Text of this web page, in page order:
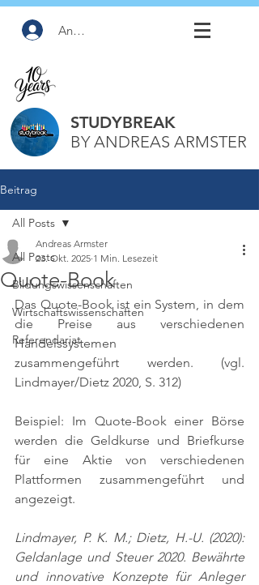
Anmelden
STUDYBREAK
BY ANDREAS ARMSTER
Beitrag
All Posts
Bildungswissenschaften
Wirtschaftswissenschaften
Referendariat
All Posts
Quote-Book
Andreas Armster
23. Okt. 2025 1 Min. Lesezeit
Das Quote-Book ist ein System, in dem
die Preise aus verschiedenen
Handelssystemen
zusammengeführt werden. (vgl.
Lindmayer/Dietz 2020, S. 312)
Beispiel: Im Quote-Book einer Börse
werden die Geldkurse und Briefkurse
für eine Aktie von verschiedenen
Plattformen zusammengeführt und
angezeigt.
Lindmayer, P. K. M.; Dietz, H.-U. (2020):
Geldanlage und Steuer 2020. Bewährte
und innovative Konzepte für Anleger